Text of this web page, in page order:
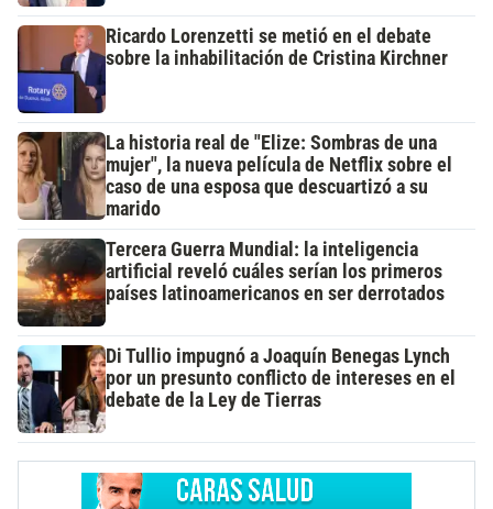
Ricardo Lorenzetti se metió en el debate
sobre la inhabilitación de Cristina Kirchner
La historia real de "Elize: Sombras de una
mujer", la nueva película de Netflix sobre el
caso de una esposa que descuartizó a su
marido
Tercera Guerra Mundial: la inteligencia
artificial reveló cuáles serían los primeros
países latinoamericanos en ser derrotados
Di Tullio impugnó a Joaquín Benegas Lynch
por un presunto conflicto de intereses en el
debate de la Ley de Tierras